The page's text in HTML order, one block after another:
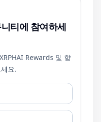
티에 참여하세
Rewards 및 향
요.